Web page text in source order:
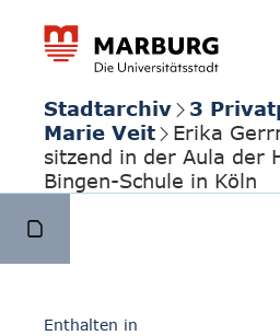
Stadtarchiv 3
Marie Veit
Erika
sitzend in der Aula der
Bingen-Schule in Köln
Enthalten in